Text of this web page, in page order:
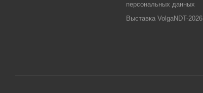
персональных данных
Выставка VolgaNDT-2026